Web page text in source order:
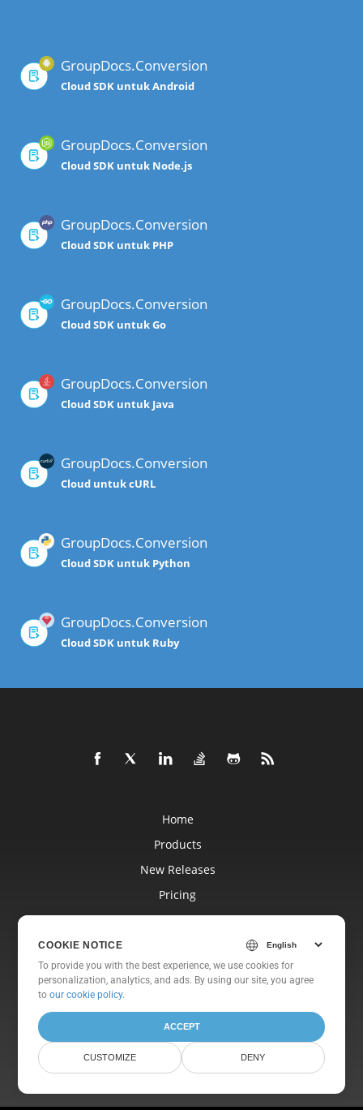
GroupDocs.Conversion
Cloud SDK untuk Android
GroupDocs.Conversion
Cloud SDK untuk Node.js
GroupDocs.Conversion
Cloud SDK untuk PHP
GroupDocs.Conversion
Cloud SDK untuk Go
GroupDocs.Conversion
Cloud SDK untuk Java
GroupDocs.Conversion
Cloud untuk cURL
GroupDocs.Conversion
Cloud SDK untuk Python
GroupDocs.Conversion
Cloud SDK untuk Ruby
Home
Products
New Releases
Pricing
Docs
Free Consulting
Websites
About
COOKIE NOTICE
To provide you with the best experience, we use cookies for
personalization, analytics, and ads. By using our site, you agree
toour cookie policy.
ACCEPT
CUSTOMIZE DENY